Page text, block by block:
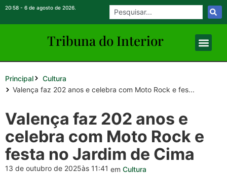
20:58 - 6 de agosto de 2026.
Tribuna do Interior
Principal
Cultura
Valença faz 202 anos e celebra com Moto Rock e fes...
Valença faz 202 anos e
celebra com Moto Rock e
festa no Jardim de Cima
13 de outubro de 2025às 11:41 em Cultura